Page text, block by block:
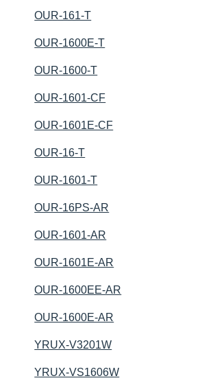
OUR-161-T
OUR-1600E-T
OUR-1600-T
OUR-1601-CF
OUR-1601E-CF
OUR-16-T
OUR-1601-T
OUR-16PS-AR
OUR-1601-AR
OUR-1601E-AR
OUR-1600EE-AR
OUR-1600E-AR
YRUX-V3201W
YRUX-VS1606W